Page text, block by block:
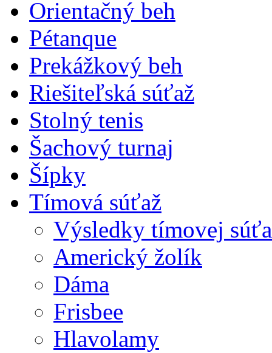
Orientačný beh
Pétanque
Prekážkový beh
Riešiteľská súťaž
Stolný tenis
Šachový turnaj
Šípky
Tímová súťaž
Výsledky tímovej
Americký žolík
Dáma
Frisbee
Hlavolamy